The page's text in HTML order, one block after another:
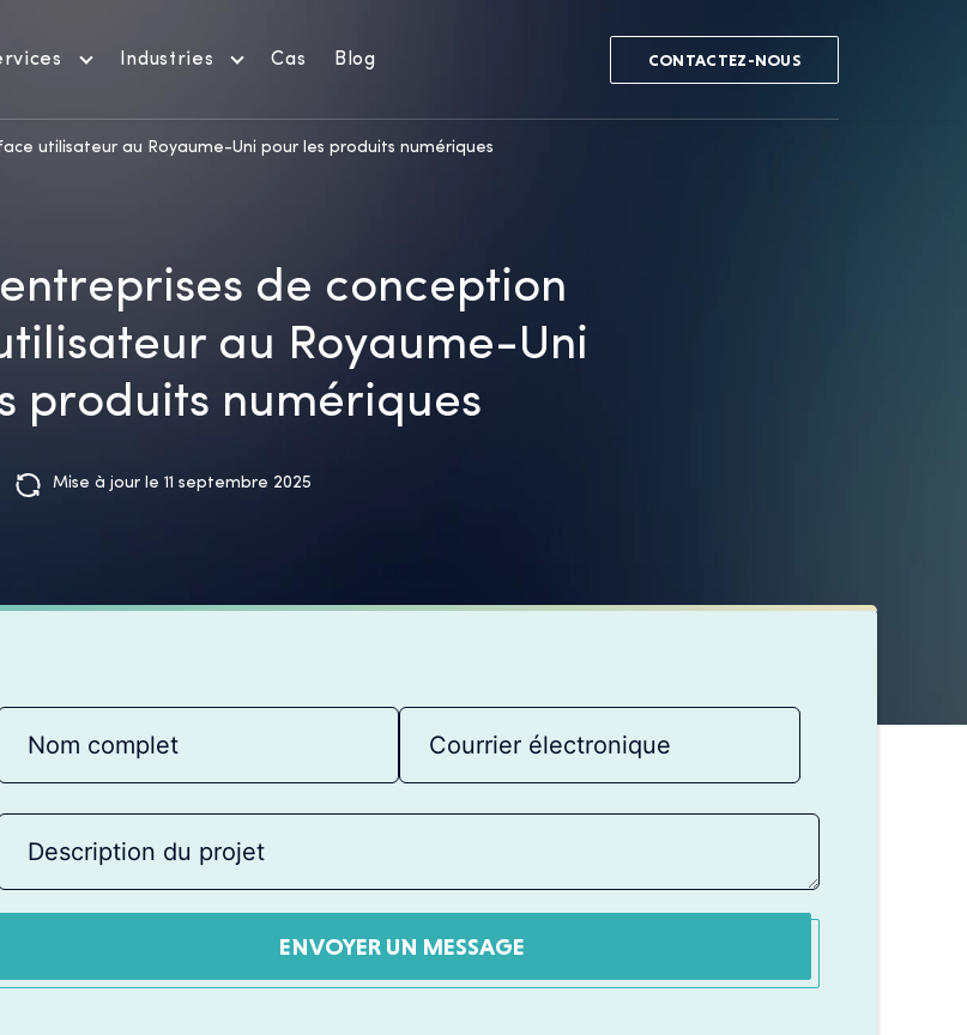
Industries Cas Blog CONTACTEZ-NOUS
utilisateur au Royaume-Uni pour les produits numériques
de conception
au Royaume-Uni
produits numériques
Mise à jour le 11 septembre 2025
ENVOYER UN MESSAGE